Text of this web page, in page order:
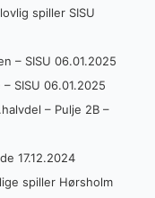
spiller SISU
– SISU 06.01.2025
SISU 06.01.2025
– Pulje 2B –
17.12.2024
spiller Hørsholm